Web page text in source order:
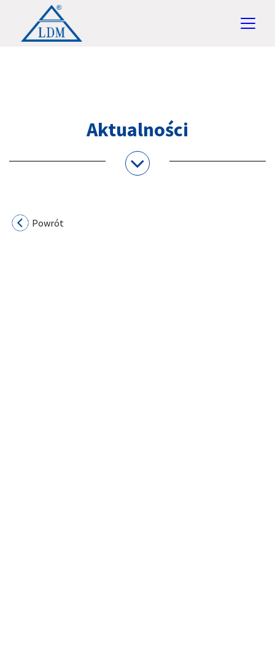
Aktualności
Powrót